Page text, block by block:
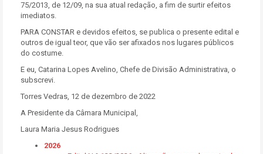
75/2013, de 12/09, na sua atual redação, a fim de surtir efeitos
imediatos.
PARA CONSTAR e devidos efeitos, se publica o presente edital e
outros de igual teor, que vão ser afixados nos lugares públicos
do costume.
E eu, Catarina Lopes Avelino, Chefe de Divisão Administrativa, o
subscrevi.
Torres Vedras, 12 de dezembro de 2022
A Presidente da Câmara Municipal,
Laura Maria Jesus Rodrigues
2026